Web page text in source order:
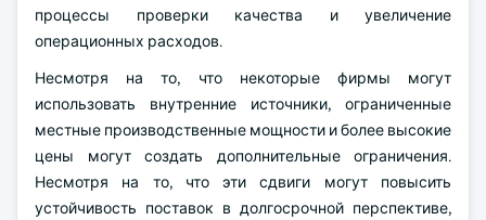
процессы проверки качества и увеличение
операционных расходов.
Несмотря на то, что некоторые фирмы могут
использовать внутренние источники, ограниченные
местные производственные мощности и более высокие
цены могут создать дополнительные ограничения.
Несмотря на то, что эти сдвиги могут повысить
устойчивость поставок в долгосрочной перспективе,